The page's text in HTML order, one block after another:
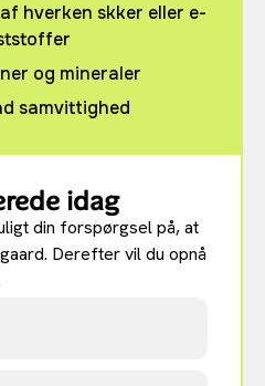
hverken skker eller e-
og mineraler
samvittighed
idag
din forspørgsel på, at
Derefter vil du opnå